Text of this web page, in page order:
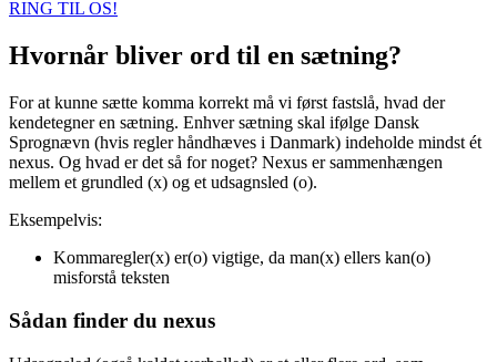
RING TIL OS!
Hvornår bliver ord til en sætning?
For at kunne sætte komma korrekt må vi først fastslå, hvad der
kendetegner en sætning. Enhver sætning skal ifølge Dansk
Sprognævn (hvis regler håndhæves i Danmark) indeholde mindst ét
nexus. Og hvad er det så for noget? Nexus er sammenhængen
mellem et grundled (x) og et udsagnsled (o).
Eksempelvis:
Kommaregler(x) er(o) vigtige, da man(x) ellers kan(o)
misforstå teksten
Sådan finder du nexus